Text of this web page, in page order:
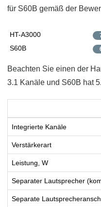
für S60B ​gemäß der
HT-A3000
S60B
Beachten Sie einen der
3.1 Kanäle und S60B hat
Integrierte Kanäle
Verstärkerart
Leistung, W
Separater Lautsprecher
Separate